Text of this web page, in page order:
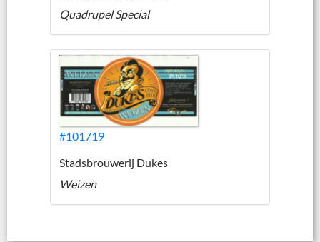
Quadrupel Special
#101719
Stadsbrouwerij Dukes
Weizen